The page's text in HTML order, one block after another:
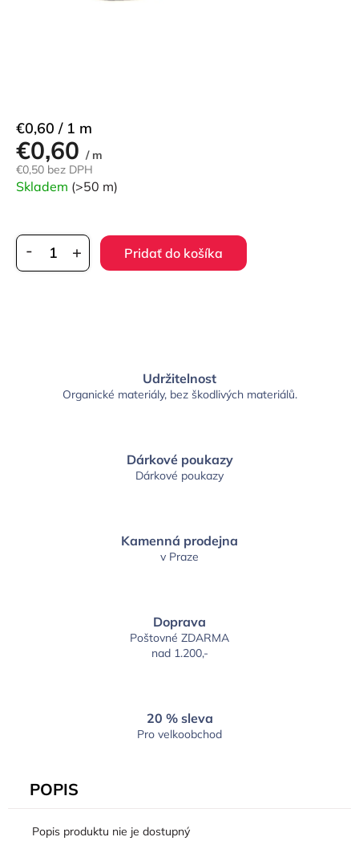
€0,60 / m
€0,50 bez DPH
Jednotková
cena:
€0,60 / 1 m
Skladem (>50 m)
Pridať do košíka
Udržitelnost
Organické materiály, bez škodlivých materiálů.
Dárkové poukazy
Dárkové poukazy
Kamenná prodejna
v Praze
Doprava
Poštovné ZDARMA
nad 1.200,-
20 % sleva
Pro velkoobchod
POPIS
Popis produktu nie je dostupný